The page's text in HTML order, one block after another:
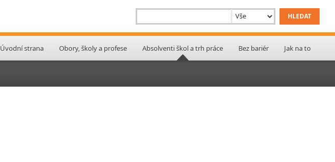
Úvodní strana Obory, školy a profese Absolventi škol a trh práce Bez bariér Jak na to